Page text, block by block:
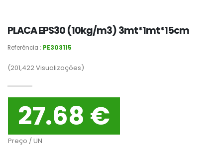
PLACA EPS30 (10kg/m3) 3mt*1mt*15cm
Referência : PE303115
(201,422Visualizações)
27.68 €
Preço / UN